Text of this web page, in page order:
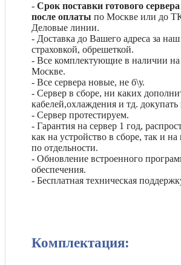
-Срок поставки готового
после оплаты по Москве или до
Деловые линии.
- Доставка до Вашего адреса за наш
страховкой, обрешеткой.
- Все комплектующие в наличии на
Москве.
- Все сервера новые, не б\у.
- Сервер в сборе, ни каких
кабелей,охлаждения и тд.
- Сервер протестируем.
- Гарантия на сервер 1 год,
как на устройство в сборе, так и
по отдельности.
- Обновление встроенного
обеспечения.
- Бесплатная техническая
Комплектация: